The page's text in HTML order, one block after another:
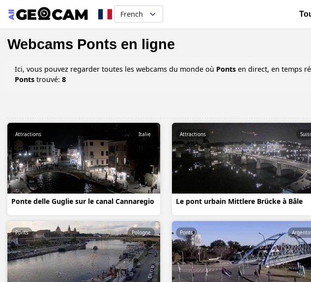
Select your language
Webcams Ponts en ligne
Ici, vous pouvez regarder toutes les webcams du monde où Ponts en direct, en temps
Ponts trouvé: 8
Ponte delle Guglie sur le canal Cannaregio
Attractions Italie
Le pont urbain Mittlere Brücke à Bâle
Attractions
Ponts Pologne Ponts